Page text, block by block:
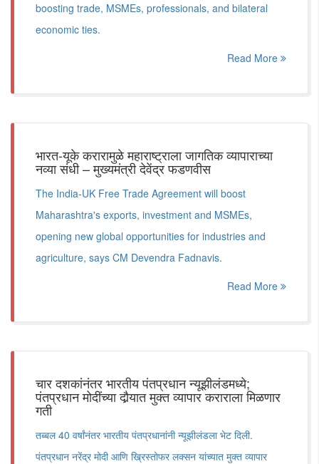
boosting trade, MSMEs, professionals, and bilateral
economic ties.
Read More
भारत-यूके करारामुळे महाराष्ट्राला जागतिक व्यापाराच्या
नव्या संधी – मुख्यमंत्री देवेंद्र फडणवीस
The India-UK Free Trade Agreement will boost
Maharashtra's exports, investment and MSMEs,
opening new global opportunities for industries and
agriculture, says CM Devendra Fadnavis.
Read More
चार दशकांनंतर भारतीय पंतप्रधान न्यूझीलंडमध्ये;
पंतप्रधान मोदींच्या दौर्‍यात मुक्त व्यापार कराराला मिळणार
गती
तब्बल 40 वर्षांनंतर भारतीय पंतप्रधानांनी न्यूझीलंडला भेट दिली.
पंतप्रधान नरेंद्र मोदी आणि ख्रिस्तोफर लक्सन यांच्यात मुक्त व्यापार